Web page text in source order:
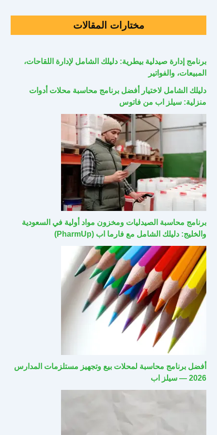
مختارات المقالات
برنامج إدارة صيدلية بيطرية: دليلك الشامل لإدارة اللقاحات،
المبيعات، والفواتير
دليلك الشامل لاختيار أفضل برنامج محاسبة محلات أدوات
منزلية: سيلز اب من فاتوس
برنامج محاسبة الصيدليات ومخزون مواد أولية في السعودية
والخليج: دليلك الشامل مع فارما اب (PharmUp)
أفضل برنامج محاسبة لمحلات بيع وتجهيز مستلزمات المدارس
2026 — سيلز اب